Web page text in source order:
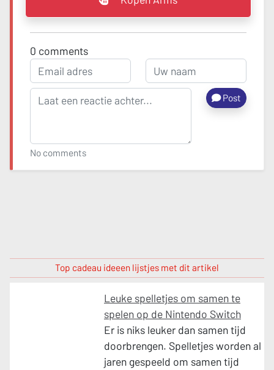
0 comments
Post
No comments
Top cadeau ideeen lijstjes met dit artikel
Leuke spelletjes om samen te
spelen op de Nintendo Switch
Er is niks leuker dan samen tijd
doorbrengen. Spelletjes worden al
jaren gespeeld om samen tijd